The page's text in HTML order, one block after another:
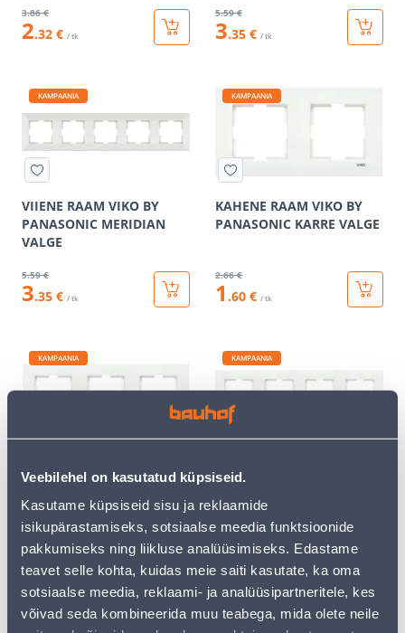
Veebilehel on kasutatud küpsiseid.
Kasutame küpsiseid sisu ja reklaamide
isikupärastamiseks, sotsiaalse meedia funktsioonide
pakkumiseks ning liikluse analüüsimiseks. Edastame
teavet selle kohta, kuidas meie saiti kasutate, ka oma
sotsiaalse meedia, reklaami- ja analüüsipartneritele, kes
võivad seda kombineerida muu teabega, mida olete neile
3.86 €
2.32 € / tk
5.59 €
3.35 € / tk
KAMPAANIA
VIIENE RAAM VIKO BY
PANASONIC MERIDIAN
VALGE
5.59 €
3.35 € / tk
KAMPAANIA
KAHENE RAAM VIKO BY
PANASONIC KARRE VALGE
2.66 €
1 .60 € / tk
KAMPAANIA
KOLMENE RAAM VIKO BY
PANASONIC KARRE VALGE
3 .46 €
2.08 € / tk
KAMPAANIA
NELJANE RAAM VIKO BY
PANASONIC KARRE VALGE
2 .63 € / tk